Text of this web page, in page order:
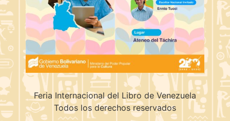
Feria Internacional del Libro de Venezuela
Todos los derechos reservados